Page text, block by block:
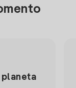
planeta